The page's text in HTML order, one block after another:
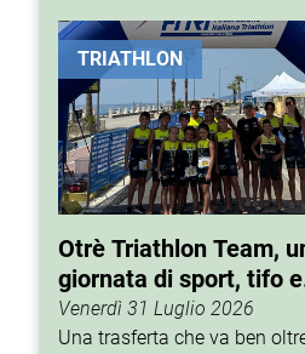
TRIATHLON
Otrè Triathlon Team,
giornata di sport, tifo e
condivisione
Venerdì 31 Luglio 2026
Una trasferta che va ben